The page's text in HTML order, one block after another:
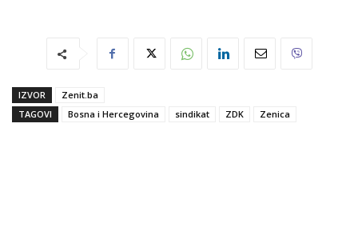
IZVOR
Zenit.ba
TAGOVI
Bosna i Hercegovina sindikat ZDK Zenica